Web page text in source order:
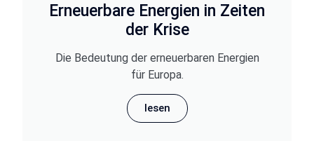
Erneuerbare Energien in Zeiten
der Krise
Die Bedeutung der erneuerbaren Energien
für Europa.
lesen